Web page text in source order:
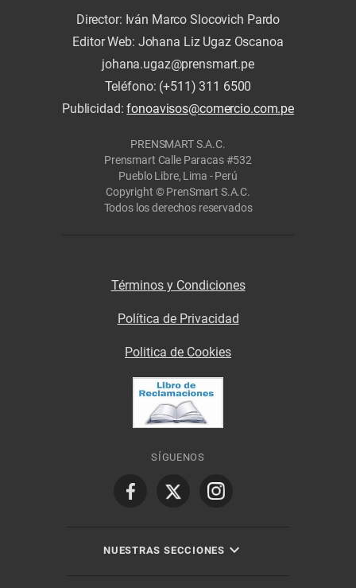
Director: Iván Marco Slocovich Pardo
Editor Web: Johana Liz Ugaz Oscanoa
johana.ugaz@prensmart.pe
Teléfono: (+511) 311 6500
Publicidad:fonoavisos@comercio.com.pe
PRENSMART S.A.C.
Prensmart Calle Paracas #532
Pueblo Libre, Lima - Perú
Copyright © PrenSmart S.A.C.
Todos los derechos reservados
Términos y Condiciones
Política de Privacidad
Politica de Cookies
SÍGUENOS
NUESTRAS SECCIONES